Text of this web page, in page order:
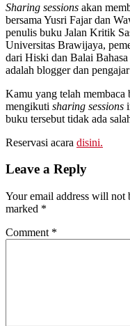
Sharing sessions akan
bersama Yusri Fajar dan
penulis buku Jalan Kritik
Universitas Brawijaya,
dari Hiski dan Balai
adalah blogger dan
Kamu yang telah
mengikuti sharing sessions
buku tersebut tidak ada
Reservasi acara disini.
Leave a Reply
Your email address will not
marked *
Comment *